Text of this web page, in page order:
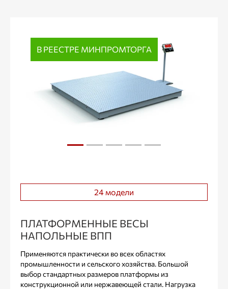
В РЕЕСТРЕ МИНПРОМТОРГА
24 модели
ПЛАТФОРМЕННЫЕ ВЕСЫ
НАПОЛЬНЫЕ ВПП
Применяются практически во всех областях
промышленности и сельского хозяйства. Большой
выбор стандартных размеров платформы из
конструкционной или нержавеющей стали. Нагрузка